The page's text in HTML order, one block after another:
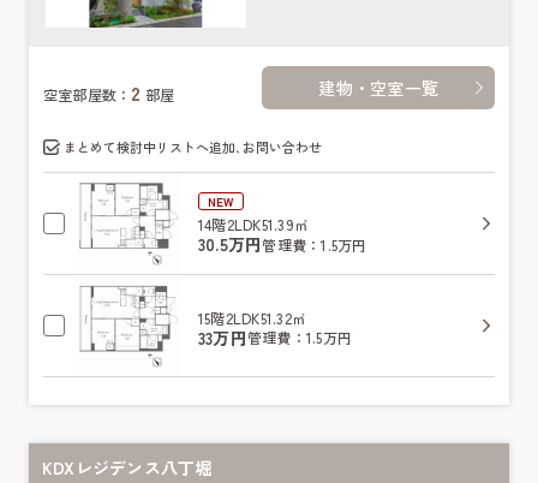
空室部屋数： 2 部屋 建物・空室一覧
まとめて検討中リストへ追加､お問い合わせ
NEW
14階2LDK51.39㎡
30.5万円管理費：1.5万円
15階2LDK51.32㎡
33万円管理費：1.5万円
KDXレジデンス八丁堀